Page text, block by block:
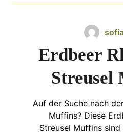
Erdbeer
Streusel
Auf der Suche nach
Muffins? Diese
Streusel Muffins